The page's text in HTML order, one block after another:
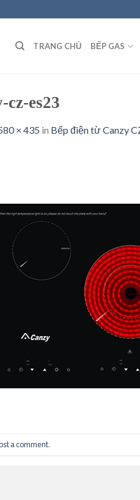
TRANG CHỦ BẾP GAS
cz-es23
× 435 in Bếp điện từ Canzy
a comment.